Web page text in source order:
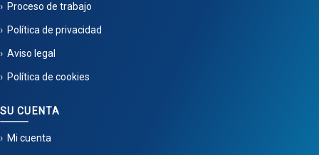
Proceso de trabajo
Política de privacidad
Aviso legal
Política de cookies
SU CUENTA
Mi cuenta